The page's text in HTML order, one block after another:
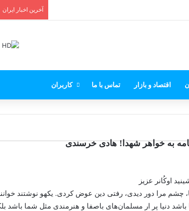
آخرین اخبار ایران
اقتصاد و بازار تماس با ما کاربران
به خواهر شهدا! هادی خرسندی
اوکُانر عزیز
چشم مرا دور دیدی، رفتی دین عوض کردی. یکهو نوشتند
دنیا پر ار مسلمان‌های باصفا و هنرمندی مثل شما باشد